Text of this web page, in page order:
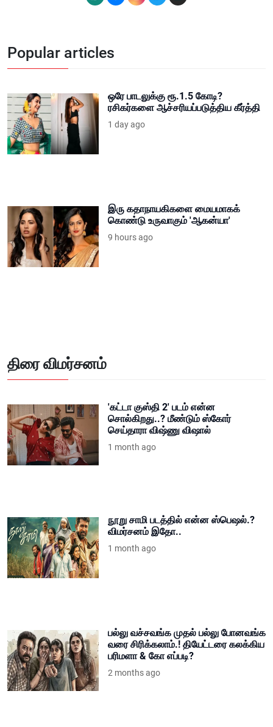
Popular articles
ஒரே பாடலுக்கு ரூ.1.5 கோடி?
ரசிகர்களை ஆச்சரியப்படுத்திய கீர்த்தி
1 day ago
இரு கதாநாயகிகளை மையமாகக்
கொண்டு உருவாகும் 'ஆகன்யா'
9 hours ago
திரை விமர்சனம்
'கட்டா குஸ்தி 2' படம் என்ன
சொல்கிறது..? மீண்டும் ஸ்கோர்
செய்தாரா விஷ்ணு விஷால்
1 month ago
நூறு சாமி படத்தில் என்ன ஸ்பெஷல்.?
விமர்சனம் இதோ..
1 month ago
பல்லு வச்சவங்க முதல் பல்லு போனவங்க
வரை சிரிக்கலாம்.! தியேட்டரை கலக்கிய
பரிமளா & கோ எப்படி?
2 months ago